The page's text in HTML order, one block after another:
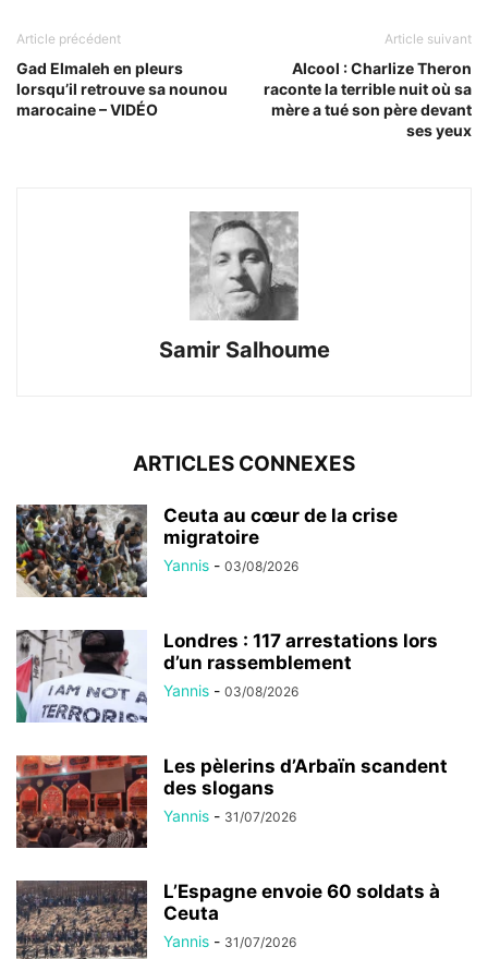
Article précédent
Gad Elmaleh en pleurs
lorsqu’il retrouve sa nounou
marocaine – VIDÉO
Article suivant
Alcool : Charlize Theron
raconte la terrible nuit où sa
mère a tué son père devant
ses yeux
Samir Salhoume
ARTICLES CONNEXES
Ceuta au cœur de la crise
migratoire
Yannis - 03/08/2026
Londres : 117 arrestations lors
d’un rassemblement
Yannis - 03/08/2026
Les pèlerins d’Arbaïn scandent
des slogans
Yannis - 31/07/2026
L’Espagne envoie 60 soldats à
Ceuta
Yannis - 31/07/2026